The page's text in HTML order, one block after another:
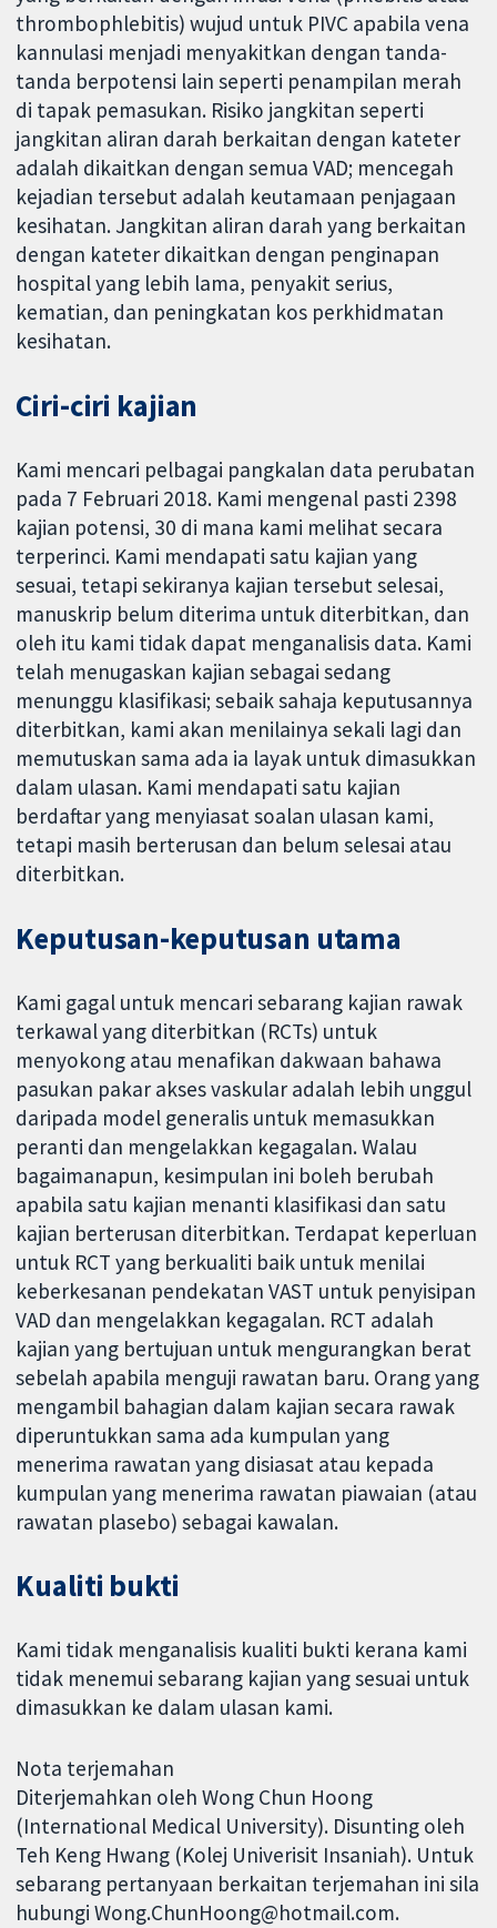
thrombophlebitis) wujud untuk PIVC apabila vena
kannulasi menjadi menyakitkan dengan tanda-
tanda berpotensi lain seperti penampilan merah
di tapak pemasukan. Risiko jangkitan seperti
jangkitan aliran darah berkaitan dengan kateter
adalah dikaitkan dengan semua VAD; mencegah
kejadian tersebut adalah keutamaan penjagaan
kesihatan. Jangkitan aliran darah yang berkaitan
dengan kateter dikaitkan dengan penginapan
hospital yang lebih lama, penyakit serius,
kematian, dan peningkatan kos perkhidmatan
kesihatan.
Ciri-ciri kajian
Kami mencari pelbagai pangkalan data perubatan
pada 7 Februari 2018. Kami mengenal pasti 2398
kajian potensi, 30 di mana kami melihat secara
terperinci. Kami mendapati satu kajian yang
sesuai, tetapi sekiranya kajian tersebut selesai,
manuskrip belum diterima untuk diterbitkan, dan
oleh itu kami tidak dapat menganalisis data. Kami
telah menugaskan kajian sebagai sedang
menunggu klasifikasi; sebaik sahaja keputusannya
diterbitkan, kami akan menilainya sekali lagi dan
memutuskan sama ada ia layak untuk dimasukkan
dalam ulasan. Kami mendapati satu kajian
berdaftar yang menyiasat soalan ulasan kami,
tetapi masih berterusan dan belum selesai atau
diterbitkan.
Keputusan-keputusan utama
Kami gagal untuk mencari sebarang kajian rawak
terkawal yang diterbitkan (RCTs) untuk
menyokong atau menafikan dakwaan bahawa
pasukan pakar akses vaskular adalah lebih unggul
daripada model generalis untuk memasukkan
peranti dan mengelakkan kegagalan. Walau
bagaimanapun, kesimpulan ini boleh berubah
apabila satu kajian menanti klasifikasi dan satu
kajian berterusan diterbitkan. Terdapat keperluan
untuk RCT yang berkualiti baik untuk menilai
keberkesanan pendekatan VAST untuk penyisipan
VAD dan mengelakkan kegagalan. RCT adalah
kajian yang bertujuan untuk mengurangkan berat
sebelah apabila menguji rawatan baru. Orang yang
mengambil bahagian dalam kajian secara rawak
diperuntukkan sama ada kumpulan yang
menerima rawatan yang disiasat atau kepada
kumpulan yang menerima rawatan piawaian (atau
rawatan plasebo) sebagai kawalan.
Kualiti bukti
Kami tidak menganalisis kualiti bukti kerana kami
tidak menemui sebarang kajian yang sesuai untuk
dimasukkan ke dalam ulasan kami.
Nota terjemahan
Diterjemahkan oleh Wong Chun Hoong
(International Medical University). Disunting oleh
Teh Keng Hwang (Kolej Univerisit Insaniah). Untuk
sebarang pertanyaan berkaitan terjemahan ini sila
hubungi Wong.ChunHoong@hotmail.com.